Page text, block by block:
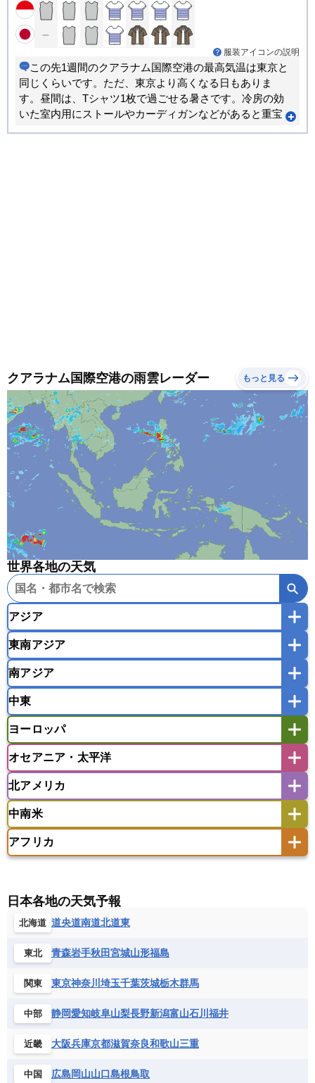
服装アイコンの説明
この先1週間のクアラナム国際空港の最高気温は東京と
同じくらいです。ただ、東京より高くなる日もありま
す。昼間は、Tシャツ1枚で過ごせる暑さです。冷房の効
いた室内用にストールやカーディガンなどがあると重宝
クアラナム国際空港の雨雲レーダー もっと見る
世界各地の天気
アジア
韓国
モンゴル
東南アジア
インドネシア
マレーシア
ミャンマー
ラオス人民民主共和国
東ティモール民主共和国
南アジア
バングラデシュ
モルディブ
中東
アフガニスタン
イスラエル
ウズベキスタン
オマーン
カザフスタン
カタール
キプロス
キルギス
タジキスタン
バーレーン
ヨルダン レバノン
ヨーロッパ
アイスランド
アゼルバイジャン
イギリス
イタリア
ウクライナ
エストニア
オランダ
オーストリア
ギリシャ
スロバキア
スロベニア共和国
チェコ
デンマーク
フランス
ベルギー
ボスニア・ヘルツェゴビナ
モナコ公国
モルドバ
モンテネグロ
ラトビア
リトアニア
リヒテンシュタイン
オセアニア・太平洋
アメリカ領サモア
サモア独立国
ソロモン諸島
タヒチ
ツバル
トンガ ナウル共和国
ニウエ
バヌアツ
パプアニューギニア
ワリス・フテュナ
北アメリカ
バーミューダ諸島
中南米
アメリカ領バージン諸島
キューバ
グアテマラ
グレナダ
ケイマン諸島
コロンビア
ジャマイカ
セントクリストファー・ネービス
セントビンセント及びグレナディーン諸島
セントルシア
チリ
トリニダード・トバゴ
ドミニカ共和国
ニカラグア共和国
ハイチ共和国
バルバドス
パナマ
アフリカ
エジプト
エスワティニ王国
エリトリア国
カメルーン
ギニアビサウ共和国
ケニア
コンゴ共和国
コンゴ民主共和国
コートジボワール
サントメ・プリンシペ民主共和国
ザンビア共和国
シエラレオネ共和国
ジブチ共和国
ジンバブエ
セントヘレナ諸島
セーシェル
日本各地の天気予報
北海道 道央道南道北道東
東北 青森岩手秋田宮城山形福島
関東 東京神奈川 埼玉千葉茨城栃木群馬
中部 静岡愛知岐阜山梨長野新潟富山石川 福井
近畿 大阪兵庫京都滋賀奈良和歌山三重
中国 広島岡山山口島根鳥取